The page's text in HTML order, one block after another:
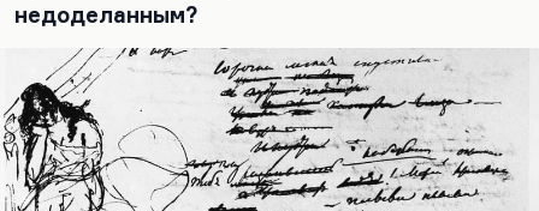
недоделанным?